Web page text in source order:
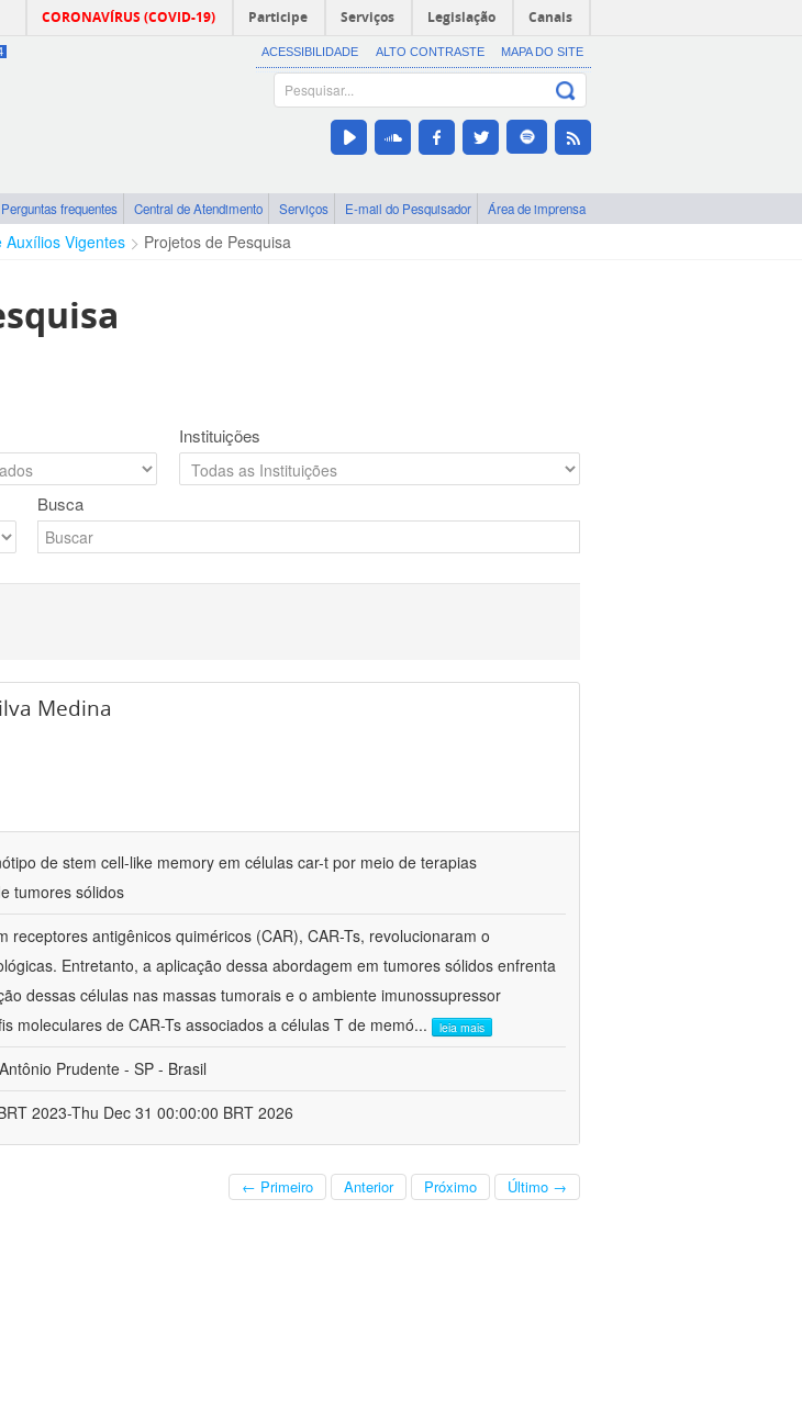
CORONAVÍRUS (COVID-19) Participe Serviços Legislação Canais
ACESSIBILIDADE ALTO CONTRASTE MAPA DO SITE
Perguntas frequentes Central de Atendimento Serviços E-mail do Pesquisador Área de imprensa
Auxílios Vigentes Projetos de Pesquisa
Instituições
Busca
Medina
de stem cell-like memory em células car-t por meio de terapias
tumores sólidos
receptores antigênicos quiméricos (CAR), CAR-Ts, revolucionaram o
Entretanto, a aplicação dessa abordagem em tumores sólidos enfrenta
dessas células nas massas tumorais e o ambiente imunossupressor
moleculares de CAR-Ts associados a células T de memó... leia mais
Prudente - SP - Brasil
2023-Thu Dec 31 00:00:00 BRT 2026
← Primeiro Anterior Próximo Último →